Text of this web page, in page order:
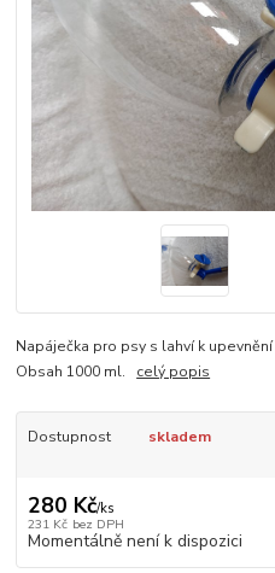
Napáječka pro psy s lahví k
Obsah 1000 ml. celý popis
Dostupnost skladem
280 Kč/ks
231 Kč bez DPH
Momentálně není k dispozici